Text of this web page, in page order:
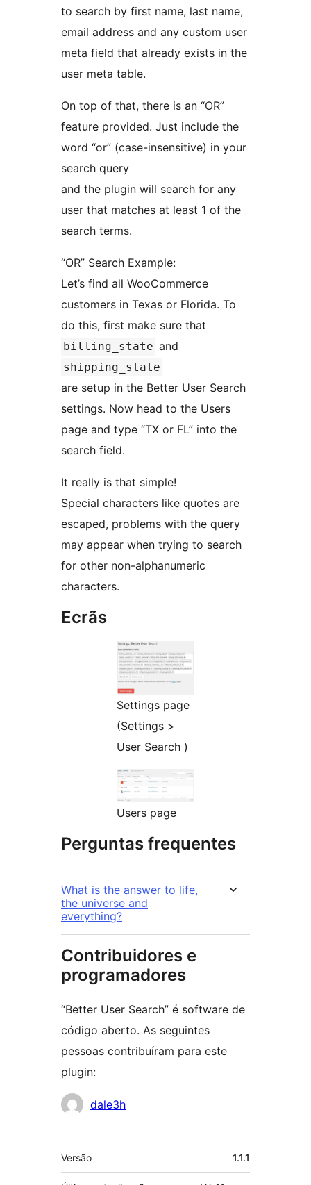
to search by first name, last name,
email address and any custom user
meta field that already exists in the
user meta table.
On top of that, there is an “OR”
feature provided. Just include the
word “or” (case-insensitive) in your
search query
and the plugin will search for any
user that matches at least 1 of the
search terms.
“OR” Search Example:
Let’s find all WooCommerce
customers in Texas or Florida. To
do this, first make sure that
billing_state and
shipping_state
are setup in the Better User Search
settings. Now head to the Users
page and type “TX or FL” into the
search field.
It really is that simple!
Special characters like quotes are
escaped, problems with the query
may appear when trying to search
for other non-alphanumeric
characters.
Ecrãs
Settings page
(Settings >
User Search )
Users page
Perguntas frequentes
What is the answer to life,
the universe and
everything?
Contribuidores e
programadores
“Better User Search” é software de
código aberto. As seguintes
pessoas contribuíram para este
plugin:
Contribuidores
dale3h
Metadados
Versão 1.1.1